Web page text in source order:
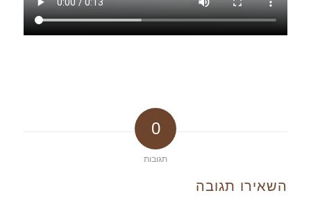
0
תגובות
השאירו תגובה